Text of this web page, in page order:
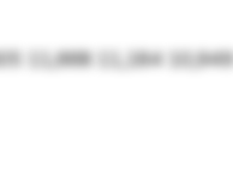
11,668 11,184 10,949